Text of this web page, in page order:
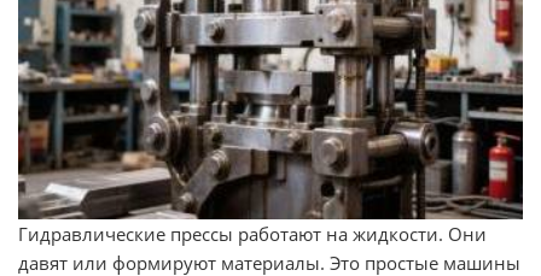
Гидравлические прессы работают на жидкости. Они
давят или формируют материалы. Это простые машины